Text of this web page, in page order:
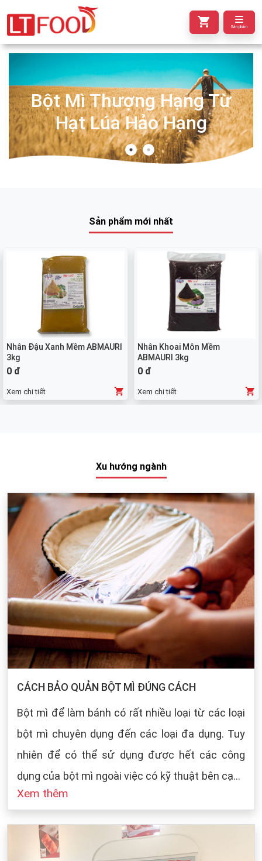
Sản phẩm
Bột Mì Thượng Hạng Từ
Hạt Lúa Hảo Hạng
Sản phẩm mới nhất
Nhân Đậu Xanh Mềm ABMAURI
3kg
0 đ
Xem chi tiết
Nhân Khoai Môn Mềm
ABMAURI 3kg
0 đ
Xem chi tiết
Xu hướng ngành
CÁCH BẢO QUẢN BỘT MÌ ĐÚNG CÁCH
Bột mì để làm bánh có rất nhiều loại từ các loại
bột mì chuyên dụng đến các loại đa dụng. Tuy
nhiên để có thể sử dụng được hết các công
dụng của bột mì ngoài việc có kỹ thuật bên cạnh
đó cũng dựa vào sự bảo quản của chúng ta khi
cách bảo quản chung cho các loại bột mì:
Xem thêm